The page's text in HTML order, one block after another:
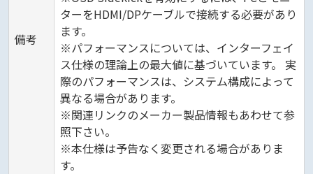
備考
ターをHDMI/DPケーブルで接続する必要があり
ます。
※パフォーマンスについては、インターフェイ
ス仕様の理論上の最大値に基づいています。 実
際のパフォーマンスは、システム構成によって
異なる場合があります。
※関連リンクのメーカー製品情報もあわせて参
照下さい。
※本仕様は予告なく変更される場合がありま
す。